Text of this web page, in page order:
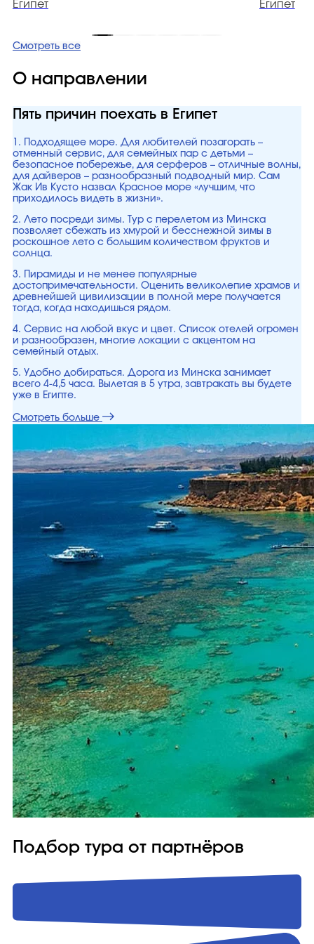
Египет Египет
Смотреть все
О направлении
Пять причин поехать в Египет
1. Подходящее море. Для любителей позагорать –
отменный сервис, для семейных пар с детьми –
безопасное побережье, для серферов – отличные волны,
для дайверов – разнообразный подводный мир. Сам
Жак Ив Кусто назвал Красное море «лучшим, что
приходилось видеть в жизни».
2. Лето посреди зимы. Тур с перелетом из Минска
позволяет сбежать из хмурой и бесснежной зимы в
роскошное лето с большим количеством фруктов и
солнца.
3. Пирамиды и не менее популярные
достопримечательности. Оценить великолепие храмов и
древнейшей цивилизации в полной мере получается
тогда, когда находишься рядом.
4. Сервис на любой вкус и цвет. Список отелей огромен
и разнообразен, многие локации с акцентом на
семейный отдых.
5. Удобно добираться. Дорога из Минска занимает
всего 4-4,5 часа. Вылетая в 5 утра, завтракать вы будете
уже в Египте.
Смотреть больше
Подбор тура от партнёров